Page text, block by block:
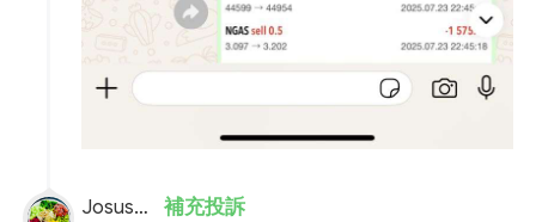
Josusteve 補充投訴